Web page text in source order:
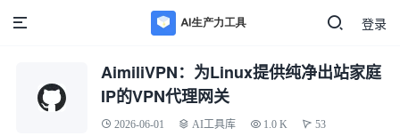
登录
AimiliVPN：为Linux提供纯净出站家庭
IP的VPN代理网关
2026-06-01 AI工具库 1.0 K 53